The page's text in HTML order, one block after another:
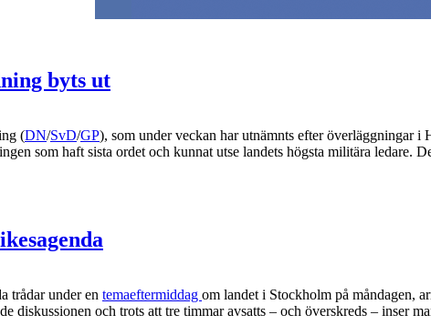
byts ut
(DN/SvD/GP), som under veckan har utnämnts efter överläggningar
som haft sista ordet och kunnat utse landets högsta militära ledare.
trådar under en temaeftermiddag om landet i Stockholm på måndagen,
diskussionen och trots att tre timmar avsatts – och överskreds – inser